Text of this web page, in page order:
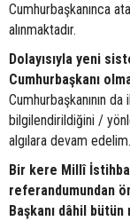
Cumhurbaşkanınca
alınmaktadır.
Dolayısıyla yeni
Cumhurbaşkanı
Cumhurbaşkanının
bilgilendirildiğini /
algılara devam edelim.
Bir kere Millî
referandumundan
Başkanı dâhil